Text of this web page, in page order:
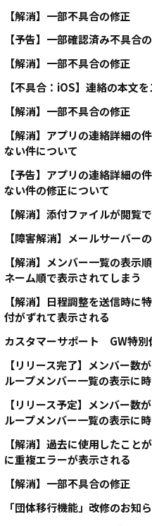
【解消】一部不具合の修正
【予告】一部確認済み不具合
【解消】一部不具合の修正
【不具合：iOS】連絡の本文
【解消】一部不具合の修正
【解消】アプリの連絡詳細の
ない件について
【予告】アプリの連絡詳細の
ない件の修正について
【解消】添付ファイルが閲覧
【障害解消】メールサーバー
【解消】メンバー一覧の表示
ネーム順で表示されてしまう
【解消】日程調整を送信時に
付がずれて表示される
カスタマーサポート GW特別
【リリース完了】メンバー数
ループメンバー一覧の表示に
【リリース予定】メンバー数
ループメンバー一覧の表示に
【解消】過去に使用したこと
に重複エラーが表示される
【解消】一部不具合の修正
「団体移行機能」改修のお知